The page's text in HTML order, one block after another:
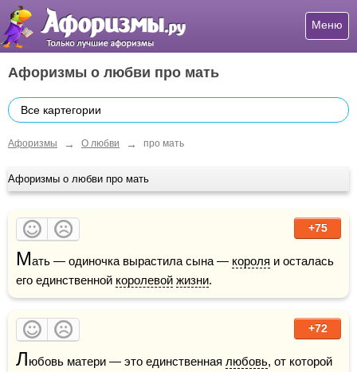
Меню
Афоризмы о любви про мать
Все картегории
Афоризмы → О любви → про мать
Афоризмы о любви про мать
+75
Мать — одиночка вырастила сына — короля и осталась
его единственной королевой жизни.
+72
Любовь матери — это единственная любовь, от которой